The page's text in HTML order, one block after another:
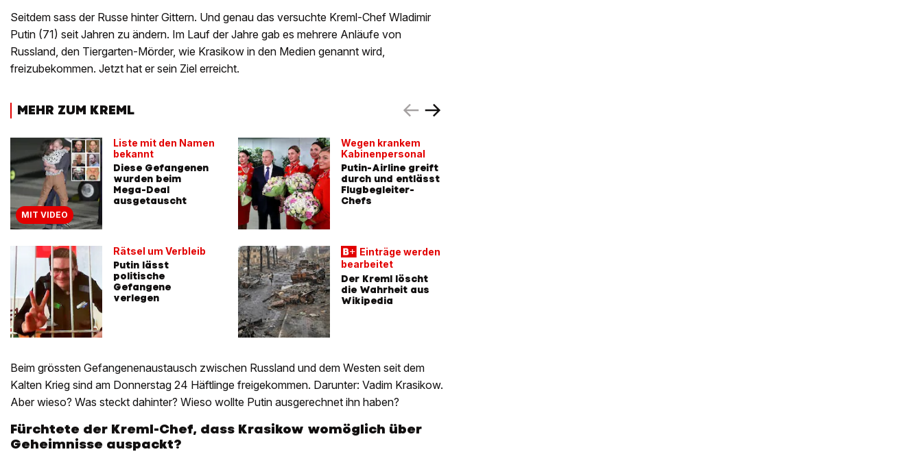
Seitdem sass der Russe hinter Gittern. Und genau das versuchte Kreml-Chef Wladimir
Putin (71) seit Jahren zu ändern. Im Lauf der Jahre gab es mehrere Anläufe von
Russland, den Tiergarten-Mörder, wie Krasikow in den Medien genannt wird,
freizubekommen. Jetzt hat er sein Ziel erreicht.
MEHR ZUM KREML
MIT VIDEO
Liste mit den Namen
bekannt
Diese Gefangenen
wurden beim
Mega-Deal
ausgetauscht
Rätsel um Verbleib
Putin lässt
politische
Gefangene
verlegen
Wegen krankem
Kabinenpersonal
Putin-Airline greift
durch und entlässt
Flugbegleiter-
Chefs
Einträge werden
bearbeitet
Der Kreml löscht
die Wahrheit aus
Wikipedia
Beim grössten Gefangenenaustausch zwischen Russland und dem Westen seit dem
Kalten Krieg sind am Donnerstag 24 Häftlinge freigekommen. Darunter: Vadim Krasikow.
Aber wieso? Was steckt dahinter? Wieso wollte Putin ausgerechnet ihn haben?
Fürchtete der Kreml-Chef, dass Krasikow womöglich über
Geheimnisse auspackt?